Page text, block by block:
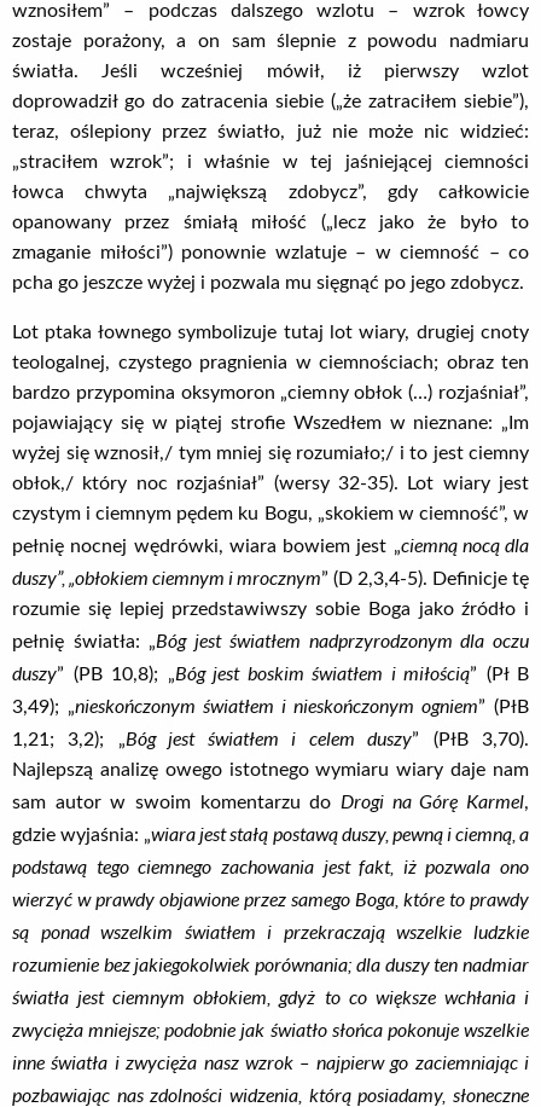
wznosiłem” – podczas dalszego wzlotu – wzrok łowcy
zostaje porażony, a on sam ślepnie z powodu nadmiaru
światła. Jeśli wcześniej mówił, iż pierwszy wzlot
doprowadził go do zatracenia siebie („że zatraciłem siebie”),
teraz, oślepiony przez światło, już nie może nic widzieć:
„straciłem wzrok”; i właśnie w tej jaśniejącej ciemności
łowca chwyta „największą zdobycz”, gdy całkowicie
opanowany przez śmiałą miłość („lecz jako że było to
zmaganie miłości”) ponownie wzlatuje – w ciemność – co
pcha go jeszcze wyżej i pozwala mu sięgnąć po jego zdobycz.
Lot ptaka łownego symbolizuje tutaj lot wiary, drugiej cnoty
teologalnej, czystego pragnienia w ciemnościach; obraz ten
bardzo przypomina oksymoron „ciemny obłok (…) rozjaśniał”,
pojawiający się w piątej strofie Wszedłem w nieznane: „Im
wyżej się wznosił,/ tym mniej się rozumiało;/ i to jest ciemny
obłok,/ który noc rozjaśniał” (wersy 32-35). Lot wiary jest
czystym i ciemnym pędem ku Bogu, „skokiem w ciemność”, w
pełnię nocnej wędrówki, wiara bowiem jest „ciemną nocą dla
duszy”, „obłokiem ciemnym i mrocznym” (D 2,3,4-5). Definicje tę
rozumie się lepiej przedstawiwszy sobie Boga jako źródło i
pełnię światła: „Bóg jest światłem nadprzyrodzonym dla oczu
duszy” (PB 10,8); „Bóg jest boskim światłem i miłością” (Pł B
3,49); „nieskończonym światłem i nieskończonym ogniem” (PłB
1,21; 3,2); „Bóg jest światłem i celem duszy” (PłB 3,70).
Najlepszą analizę owego istotnego wymiaru wiary daje nam
sam autor w swoim komentarzu do Drogi na Górę Karmel,
gdzie wyjaśnia: „wiara jest stałą postawą duszy, pewną i ciemną, a
podstawą tego ciemnego zachowania jest fakt, iż pozwala ono
wierzyć w prawdy objawione przez samego Boga, które to prawdy
są ponad wszelkim światłem i przekraczają wszelkie ludzkie
rozumienie bez jakiegokolwiek porównania; dla duszy ten nadmiar
światła jest ciemnym obłokiem, gdyż to co większe wchłania i
zwycięża mniejsze; podobnie jak światło słońca pokonuje wszelkie
inne światła i zwycięża nasz wzrok – najpierw go zaciemniając i
pozbawiając nas zdolności widzenia, którą posiadamy, słoneczne